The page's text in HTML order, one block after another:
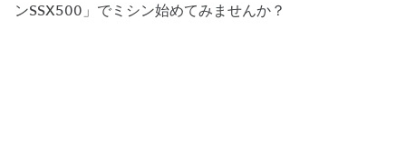
ンSSX500」でミシン始めてみませんか？